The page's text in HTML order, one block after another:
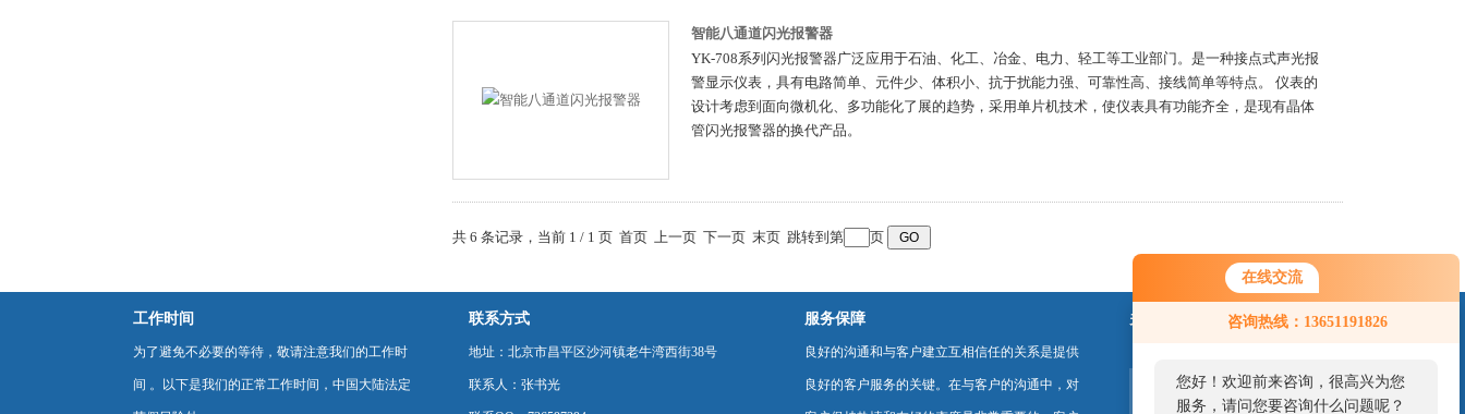
在线交流
咨询热线：13651191826
您好！欢迎前来咨询，很高兴为您
服务，请问您要咨询什么问题呢？
智能八通道闪光报警器
YK-708系列闪光报警器广泛应用于石油、化工、冶金、电力、轻工等工业部门。是一种接点式声光报
警显示仪表，具有电路简单、元件少、体积小、抗于扰能力强、可靠性高、接线简单等特点。 仪表的
设计考虑到面向微机化、多功能化了展的趋势，采用单片机技术，使仪表具有功能齐全，是现有晶体
管闪光报警器的换代产品。
共 6 条记录，当前 1 / 1 页 首页 上一页 下一页 末页 跳转到第 页
工作时间
为了避免不必要的等待，敬请注意我们的工作时
间 。以下是我们的正常工作时间，中国大陆法定
联系方式
地址：北京市昌平区沙河镇老牛湾西街38号
联系人：张书光
服务保障
良好的沟通和与客户建立互相信任的关系是提供
良好的客户服务的关键。在与客户的沟通中，对
关注我们